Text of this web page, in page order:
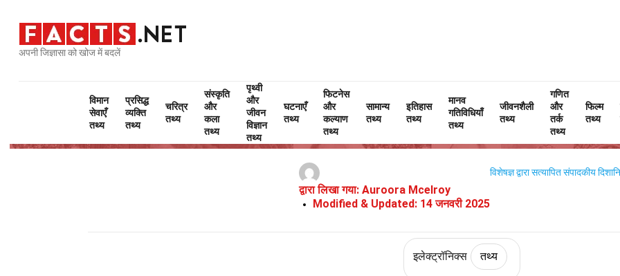
अपनी जिज्ञासा को खोज में बदलें
विमान
सेवाएँ
तथ्य
प्रसिद्ध
व्यक्ति
तथ्य
चरित्र
तथ्य
संस्कृति
और
कला
तथ्य
पृथ्वी
और
जीवन
विज्ञान
तथ्य
घटनाएँ
तथ्य
फिटनेस
और
कल्याण
तथ्य
सामान्य
तथ्य
इतिहास
तथ्य
मानव
गतिविधियाँ
तथ्य
जीवनशैली
तथ्य
गणित
और
तर्क
तथ्य
फिल्म
तथ्य
इलेक्ट्रॉनिक्सतथ्य
हड्डी संचरण हेडफोन के बारे में 26 तथ्य
द्वारा लिखा गया: Auroora Mcelroy
Modified & Updated: 14 जनवरी 2025
विशेषज्ञ द्वारा सत्यापित संपादकीय
इलेक्ट्रॉनिक्स तथ्य